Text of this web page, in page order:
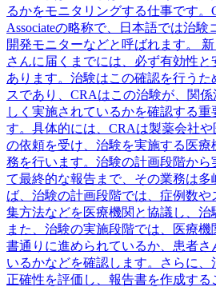
るかをモニタリングする仕事です。
Associateの略称で、日本語では治
開発モニターなどと呼ばれます。
さんに届くまでには、必ず有効性
あります。治験はこの確認を行う
スであり、CRAはこの治験が、関
しく実施されているかを確認する重
す。具体的には、CRAは製薬会社
の依頼を受け、治験を実施する医
務を行います。治験の計画段階から
て最終的な報告まで、その業務は多
ば、治験の計画段階では、症例数や
集方法などを医療機関と協議し、治
また、治験の実施段階では、医療
書通りに進められているか、患者さ
いるかなどを確認します。さらに
正確性を評価し、報告書を作成す